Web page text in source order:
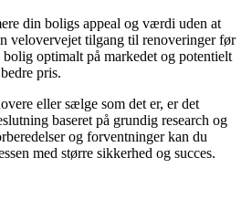
din boligs appeal og værdi uden at
velovervejet tilgang til renoveringer før
optimalt på markedet og potentielt
pris.
eller sælge som det er, er det
baseret på grundig research og
og forventninger kan du
med større sikkerhed og succes.